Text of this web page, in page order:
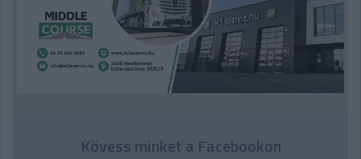
Kövess minket a Facebookon